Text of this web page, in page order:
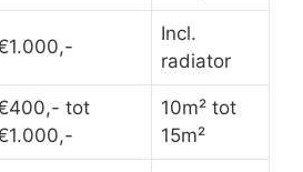
Incl.
radiator
tot
10m² tot
15m²